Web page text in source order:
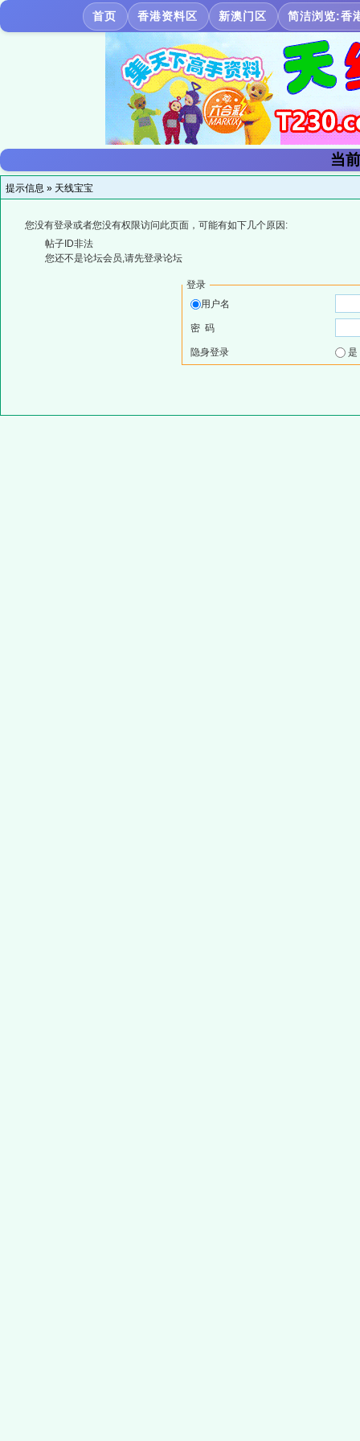
首页 香港资料区 新澳门区 简洁浏览:香
当
提示信息 » 天线宝宝
您没有登录或者您没有权限访问此页面，可能有如下几个原因:
帖子ID非法
您还不是论坛会员,请先登录论坛
登录
用户名
密 码
隐身登录